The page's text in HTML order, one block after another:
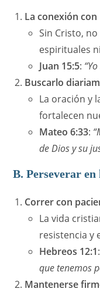
La conexión
Sin Cristo,
espirituales
Juan 15:5:
Buscarlo
La oración y
fortalecen
Mateo 6:33:
de Dios y su
B. Perseverar en
Correr con
La vida
resistencia y
Hebreos 12:1:
que tenemos
Mantenerse